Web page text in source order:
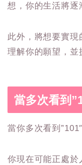
想，你的生活將逐
此外，將想要實
理解你的願望，並
當多次看到
當你多次看到
你現在可能正處於